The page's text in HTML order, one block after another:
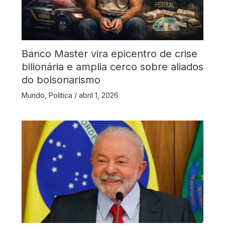
Banco Master vira epicentro de crise
bilionária e amplia cerco sobre aliados
do bolsonarismo
Mundo Politica / abril 1, 2026